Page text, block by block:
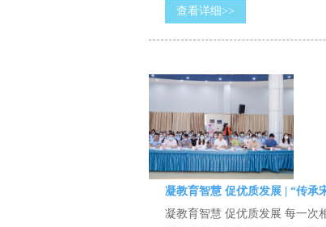
查看详细>>
凝教育智慧 促优质发展 | “传承
凝教育智慧 促优质发展 每一次